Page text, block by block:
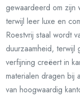
gewaardeerd om zijn
terwijl leer luxe en
Roestvrij staal wordt
duurzaamheid, terwijl
verfijning creëert in
materialen dragen bij
van hoogwaardig